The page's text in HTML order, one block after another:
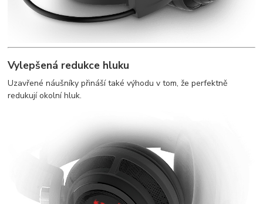
Vylepšená redukce hluku
Uzavřené náušníky přináší také výhodu v tom, že perfektně
redukují okolní hluk.